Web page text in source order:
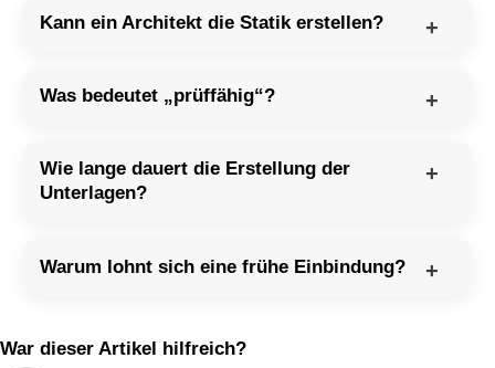
Kann ein Architekt die Statik erstellen?
Was bedeutet „prüffähig“?
Wie lange dauert die Erstellung der
Unterlagen?
Warum lohnt sich eine frühe Einbindung?
War dieser Artikel hilfreich?